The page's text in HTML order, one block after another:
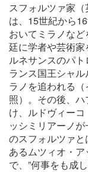
スフォルツァ家（
は、15世紀から
おいてミラノな
廷に学者や芸術家
ルネサンスのパ
ランス国王シャ
ラノを追われる
照）。その後、
け、ルドヴィー
ッシミリアーノ
のスフォルツァ
あるムツィオ・
で、”何事をも成